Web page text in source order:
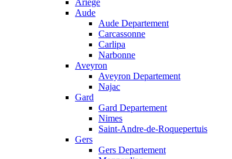
Ariege
Aude
Aude Departement
Carcassonne
Carlipa
Narbonne
Aveyron
Aveyron Departement
Najac
Gard
Gard Departement
Nimes
Saint-Andre-de-Roquepertuis
Gers
Gers Departement